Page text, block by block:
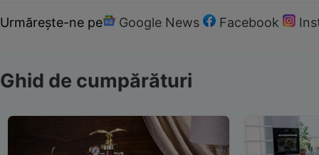
Urmărește-ne pe Google News Facebook
Ghid de cumpărături